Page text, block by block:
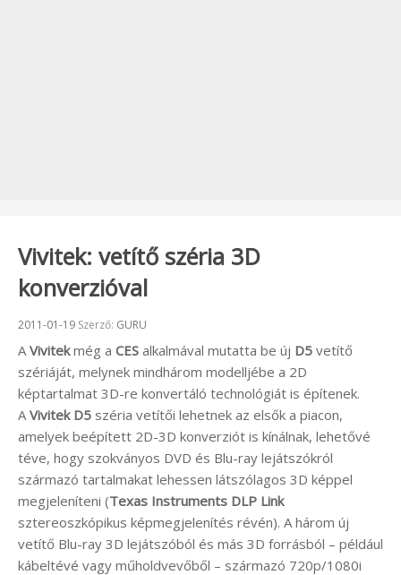
Vivitek: vetítő széria 3D
konverzióval
Beküldve:
2011-01-19 Szerző: GURU
A Vivitekmég a CES alkalmával mutatta be új D5 vetítő
szériáját, melynek mindhárom modelljébe a 2D
képtartalmat 3D-re konvertáló technológiát is építenek.
A Vivitek D5 széria vetítői lehetnek az elsők a piacon,
amelyek beépített 2D-3D konverziót is kínálnak, lehetővé
téve, hogy szokványos DVD és Blu-ray lejátszókról
származó tartalmakat lehessen látszólagos 3D képpel
megjeleníteni (Texas Instruments DLP Link
sztereoszkópikus képmegjelenítés révén). A három új
vetítő Blu-ray 3D lejátszóból és más 3D forrásból – például
kábeltévé vagy műholdvevőből – származó 720p/1080i